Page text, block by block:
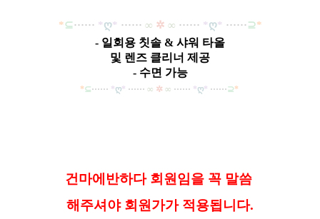
*⊆······ *ღ* ······ ∞ ✲ ∞ ······ *ღ* ······ ⊇*
- 일회용 칫솔 & 샤워 타올
및 렌즈 클리너 제공
- 수면 가능
*⊆······ *ღ* ······ ∞ ✲ ∞ ······ *ღ* ······⊇*
건마에반하다 회원임을 꼭 말씀
해 주셔야 회원가가 적용됩니다.